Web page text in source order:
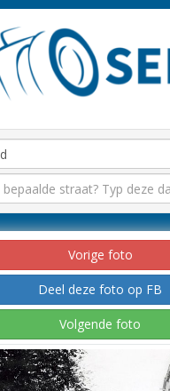
Vorige foto
Deel deze foto op FB
Volgende foto